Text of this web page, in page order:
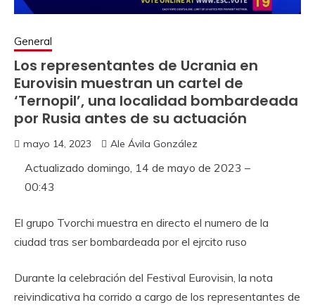
General
Los representantes de Ucrania en
Eurovisin muestran un cartel de
‘Ternopil’, una localidad bombardeada
por Rusia antes de su actuación
mayo 14, 2023 Ale Ávila González
Actualizado domingo, 14 de mayo de 2023 –
00:43
El grupo Tvorchi muestra en directo el numero de la
ciudad tras ser bombardeada por el ejrcito ruso
Durante la celebración del Festival Eurovisin, la nota
reivindicativa ha corrido a cargo de los representantes de